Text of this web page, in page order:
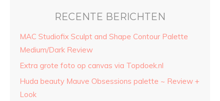
RECENTE BERICHTEN
MAC Studiofix Sculpt and Shape Contour Palette
Medium/Dark Review
Extra grote foto op canvas via Topdoek.nl
Huda beauty Mauve Obsessions palette ~ Review +
Look